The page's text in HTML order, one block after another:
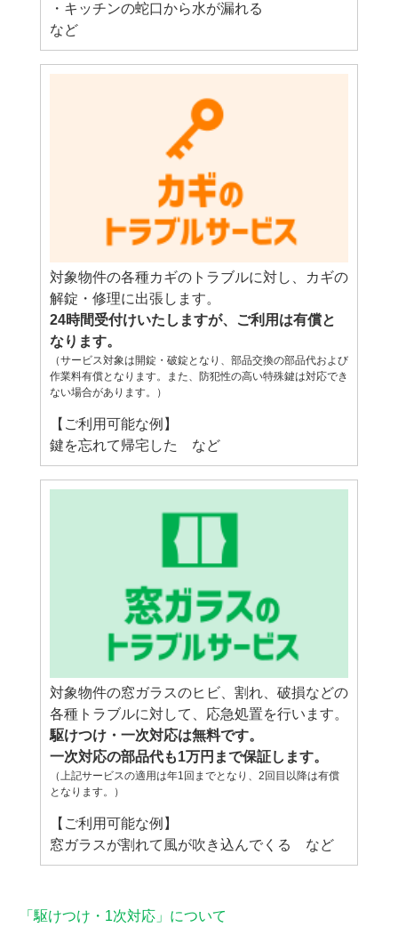
・キッチンの蛇口から水が漏れる
など
対象物件の各種カギのトラブルに対し、カギの
解錠・修理に出張します。
24時間受付けいたしますが、ご利用は有償と
なります。
（サービス対象は開錠・破錠となり、部品交換の部品代および
作業料有償となります。また、防犯性の高い特殊鍵は対応でき
ない場合があります。）
【ご利用可能な例】
鍵を忘れて帰宅した など
対象物件の窓ガラスのヒビ、割れ、破損などの
各種トラブルに対して、応急処置を行います。
駆けつけ・一次対応は無料です。
一次対応の部品代も1万円まで保証します。
（上記サービスの適用は年1回までとなり、2回目以降は有償
となります。）
【ご利用可能な例】
窓ガラスが割れて風が吹き込んでくる など
「駆けつけ・1次対応」について